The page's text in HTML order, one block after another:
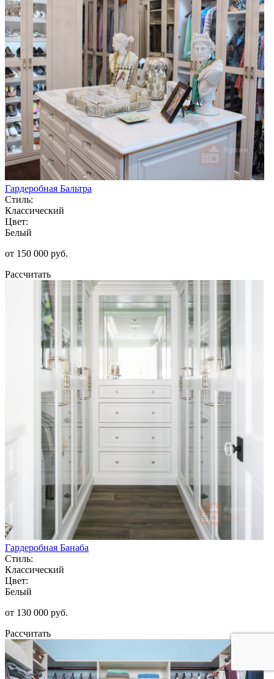
Гардеробная Бальтра
Стиль:
Классический
Цвет:
Белый
от 150 000 руб.
Рассчитать
Гардеробная Банаба
Стиль:
Классический
Цвет:
Белый
от 130 000 руб.
Рассчитать